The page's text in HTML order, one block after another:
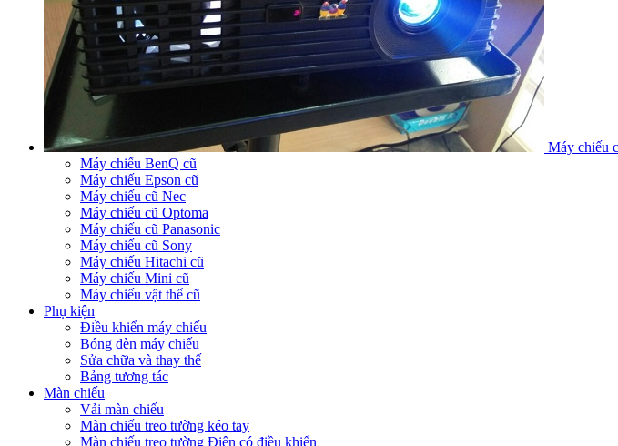
Máy chiếu
Máy chiếu BenQ cũ
Máy chiếu Epson cũ
Máy chiếu cũ Nec
Máy chiếu cũ Optoma
Máy chiếu cũ Panasonic
Máy chiếu cũ Sony
Máy chiếu Hitachi cũ
Máy chiếu Mini cũ
Máy chiếu vật thể cũ
Phụ kiện
Điều khiển máy chiếu
Bóng đèn máy chiếu
Sửa chữa và thay thế
Bảng tương tác
Màn chiếu
Vải màn chiếu
Màn chiếu treo tường kéo tay
Màn chiếu treo tường Điện có điều khiển